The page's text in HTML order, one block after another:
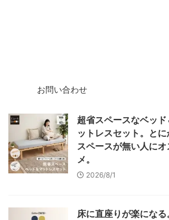
お問い合わせ
超省スペースなベッド
ットレスセット。とに
スペースが無い人にオ
メ。
2026/8/1
床に直座りが楽になる